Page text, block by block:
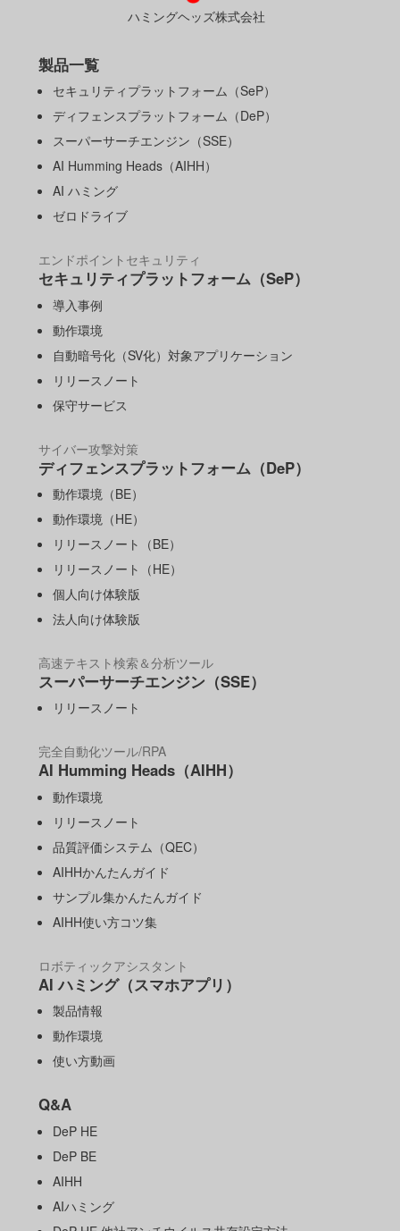
ハミングヘッズ株式会社
製品一覧
セキュリティプラットフォーム（SeP）
ディフェンスプラットフォーム（DeP）
スーパーサーチエンジン（SSE）
AI Humming Heads（AIHH）
AI ハミング
ゼロドライブ
エンドポイントセキュリティ
セキュリティプラットフォーム（SeP）
導入事例
動作環境
自動暗号化（SV化）対象アプリケーション
リリースノート
保守サービス
サイバー攻撃対策
ディフェンスプラットフォーム（DeP）
動作環境（BE）
動作環境（HE）
リリースノート（BE）
リリースノート（HE）
個人向け体験版
法人向け体験版
高速テキスト検索＆分析ツール
スーパーサーチエンジン（SSE）
リリースノート
完全自動化ツール/RPA
AI Humming Heads（AIHH）
動作環境
リリースノート
品質評価システム（QEC）
AIHHかんたんガイド
サンプル集かんたんガイド
AIHH使い方コツ集
ロボティックアシスタント
AI ハミング（スマホアプリ）
製品情報
動作環境
使い方動画
Q&A
DeP HE
DeP BE
AIHH
AIハミング